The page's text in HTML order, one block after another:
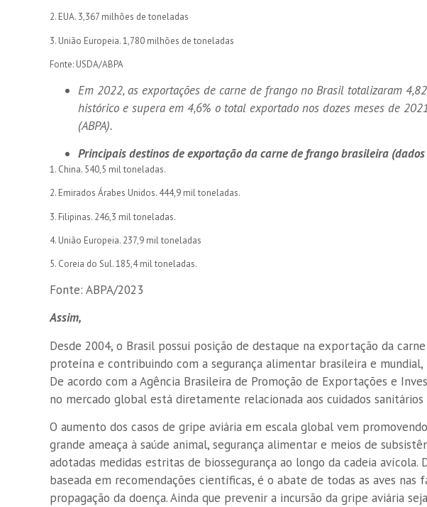
2. EUA. 3,367 milhões de toneladas
3. União Europeia. 1,780 milhões de toneladas
Fonte: USDA/ABPA
Em 2022, as exportações de carne de frango no Brasil totalizaram
histórico e supera em 4,6% o total exportado nos dozes meses de
(ABPA).
Principais destinos de exportação da carne de frango brasileira
1. China. 540,5 mil toneladas.
2. Emirados Árabes Unidos. 444,9 mil toneladas.
3. Filipinas. 246,3 mil toneladas.
4. União Europeia. 237,9 mil toneladas
5. Coreia do Sul. 185,4 mil toneladas.
Fonte: ABPA/2023
Assim,
Desde 2004, o Brasil possui posição de destaque na exportação da
proteína e contribuindo com a segurança alimentar brasileira e mundial,
De acordo com a Agência Brasileira de Promoção de Exportações e
no mercado global está diretamente relacionada aos cuidados
O aumento dos casos de gripe aviária em escala global vem
grande ameaça à saúde animal, segurança alimentar e meios de
adotadas medidas estritas de biossegurança ao longo da cadeia
baseada em recomendações científicas, é o abate de todas as aves nas
propagação da doença. Ainda que prevenir a incursão da gripe aviária